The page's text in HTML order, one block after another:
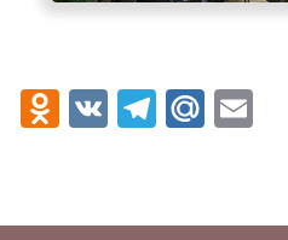
Odnoklassniki
VK